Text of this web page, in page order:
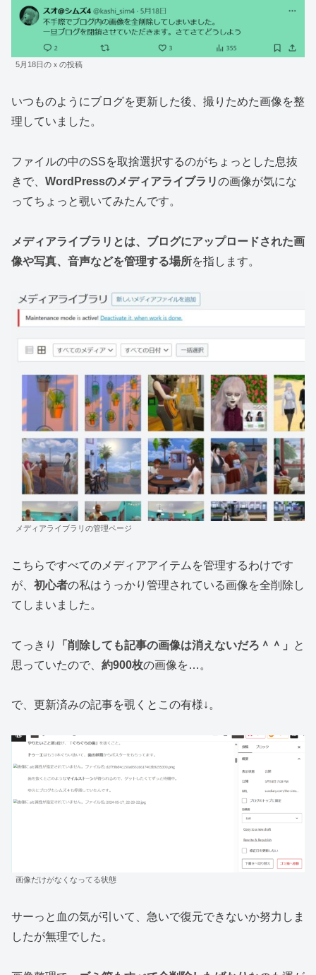
5月18日のｘの投稿
いつものようにブログを更新した後、撮りためた画像を整
理していました。
ファイルの中のSSを取捨選択するのがちょっとした息抜
きで、 WordPressのメディアライブラリの画像が気にな
ってちょっと覗いてみたんです。
メディアライブラリとは、ブログにアップロードされた画
像や写真、音声などを管理する場所を指します。
メディアライブラリの管理ページ
こちらですべてのメディアアイテムを管理するわけです
が、 初心者の私はうっかり管理されている画像を全削除し
てしまいました。
てっきり 「削除しても記事の画像は消えないだろ＾＾」
と
思っていたので、 約900枚の画像を…。
で、更新済みの記事を覗くとこの有様↓。
画像だけがなくなってる状態
サーっと血の気が引いて、急いで復元できないか努力しま
したが無理でした。